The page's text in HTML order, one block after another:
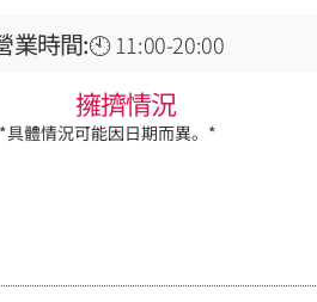
業時間:🕙 11:00-20:00
擁擠情況
*具體情況可能因日期而異。*